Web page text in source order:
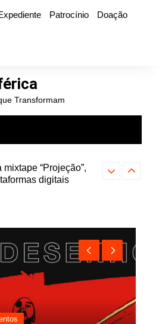
Patrocínio
Doação
Transformam
“Projeção”,
digitais
Farofa